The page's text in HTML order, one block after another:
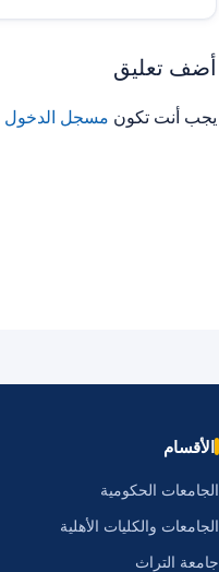
أضف تعليق
يجب أنت تكون مسجل الدخول
الأقسام
الجامعات الحكومية
الجامعات والكليات الأهلية
جامعة التراث